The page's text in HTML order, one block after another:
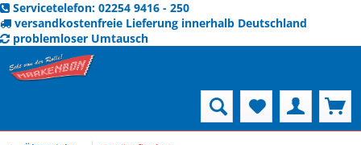
Servicetelefon: 02254 9416 - 250
versandkostenfreie Lieferung innerhalb Deutschland
problemloser Umtausch